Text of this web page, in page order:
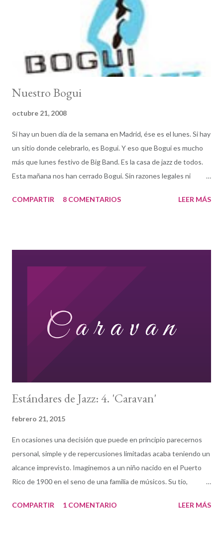
Nuestro Bogui
octubre 21, 2008
Si hay un buen día de la semana en Madrid, ése es el lunes. Si hay
un sitio donde celebrarlo, es Bogui. Y eso que Bogui es mucho
más que lunes festivo de Big Band. Es la casa de jazz de todos.
Esta mañana nos han cerrado Bogui. Sin razones legales ni
amiguismo y los tejemanejes del cuarto poder y la política son
parte de un David contra Goliat. Cuento con vosotros.
COMPARTIR 8 COMENTARIOS LEER MÁS
Estándares de Jazz: 4. 'Caravan'
febrero 21, 2015
En ocasiones una decisión que puede en principio parecernos
personal, simple y de repercusiones limitadas acaba teniendo un
alcance imprevisto. Imaginemos a un niño nacido en el Puerto
Rico de 1900 en el seno de una familia de músicos. Su tío,
puertorriqueña más destacada de la música instrumental tanto
COMPARTIR 1 COMENTARIO LEER MÁS